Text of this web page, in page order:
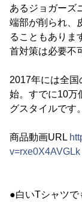
あるジョガーズ
端部が削られ、
ることもありま
首対策は必要不
2017年には全
始。すでに10万
グスタイルです。
商品動画URL
v=rxe0X4AVGLk
●白いTシャツ